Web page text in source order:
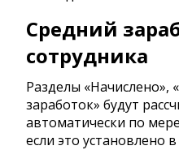
Средний
сотрудника
Разделы «Начислено»,
заработок» будут
автоматически по
если это установлено